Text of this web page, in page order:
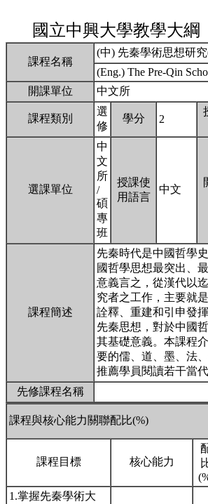
國立中興大學教學大綱
課程名稱
(中) 先秦學術思想研究
(Eng.) The Pre-Qin
開課單位
中文所
課程類別
選
修
學分 2
選課單位
中
文
所
/
碩
專
班
授課使
用語言
中文
課程簡述
先秦時代是中國哲學
國哲學思想最突出、
意義言之，從漢代以
究者之工作，主要就
詮釋、重建和引申發
先秦思想，對於中國
其基礎意義。本課程
要的儒、道、墨、法
推薦學員閱讀若干當
先修課程名稱
課程與核心能力關聯配比(%)
課程目標 核心能力
1.掌握先秦學術大